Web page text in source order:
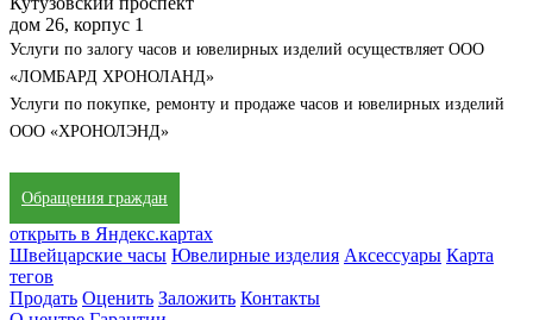
дом 26, корпус 1
Услуги по залогу часов и ювелирных изделий осуществляет ООО
«ЛОМБАРД ХРОНОЛАНД»
Услуги по покупке, ремонту и продаже часов и ювелирных изделий
ООО «ХРОНОЛЭНД»
Обращения граждан
открыть в Яндекс.картах
Швейцарские часы Ювелирные изделия Аксессуары Карта
тегов
Продать Оценить Заложить Контакты